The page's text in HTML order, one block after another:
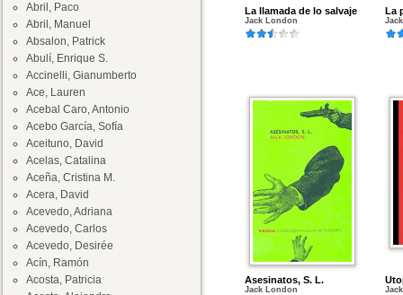
Abril, Paco
Abril, Manuel
Absalon, Patrick
Abulí, Enrique S.
Accinelli, Gianumberto
Ace, Lauren
Acebal Caro, Antonio
Acebo García, Sofía
Aceituno, David
Acelas, Catalina
Aceña, Cristina M.
Acera, David
Acevedo, Adriana
Acevedo, Carlos
Acevedo, Desirée
Acín, Ramón
Acosta, Patricia
La llamada de lo salvaje
Jack London
La
Asesinatos, S. L.
Jack London